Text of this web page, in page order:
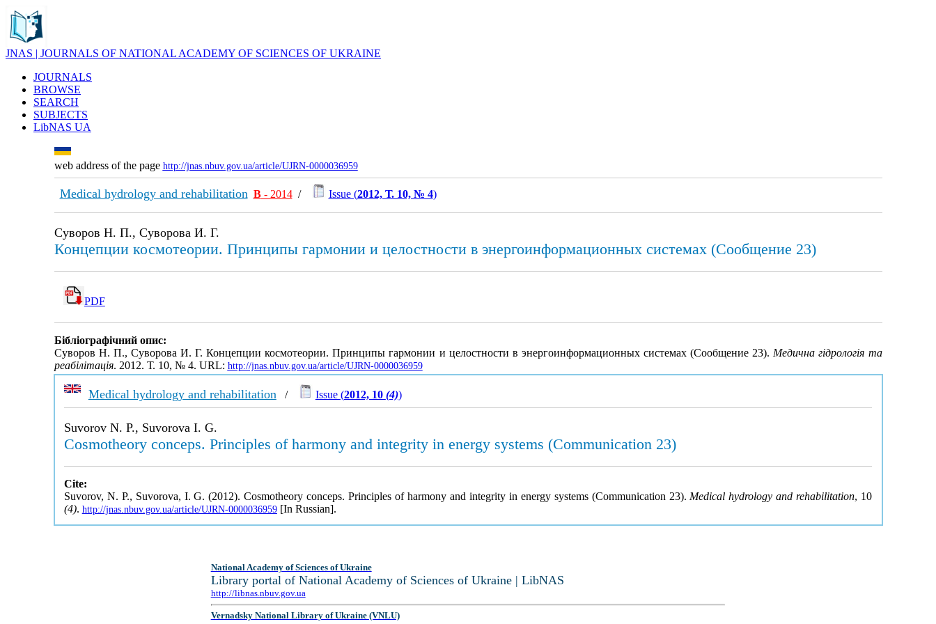
JNAS | JOURNALS OF NATIONAL ACADEMY OF SCIENCES OF UKRAINE
JOURNALS
BROWSE
SEARCH
SUBJECTS
LibNAS UA
web address of the page http://jnas.nbuv.gov.ua/article/UJRN-0000036959
Medical hydrology and rehabilitation В- 2014/ Issue (2012, Т. 10, № 4)
Суворов Н. П., Суворова И. Г.
Концепции космотеории. Принципы гармонии и целостности в энергоинформационных системах (Сообщение 23)
PDF
Бібліографічний опис:
Суворов Н. П., Суворова И. Г. Концепции космотеории. Принципы гармонии и целостности в энергоинформационных системах (Сообщение 23).Медична гідрологія та
реабілітація. 2012. Т. 10, № 4. URL: http://jnas.nbuv.gov.ua/article/UJRN-0000036959
Medical hydrology and rehabilitation / Issue (2012, 10 (4))
Suvorov N. P., Suvorova I. G.
Cosmotheory conceps. Principles of harmony and integrity in energy systems (Communication 23)
Cite:
Suvorov, N. P., Suvorova, I. G. (2012). Cosmotheory conceps. Principles of harmony and integrity in energy systems (Communication 23). Medical hydrology and rehabilitation, 10
(4). http://jnas.nbuv.gov.ua/article/UJRN-0000036959[In Russian].
National Academy of Sciences of Ukraine
Library portal of National Academy of Sciences of Ukraine | LibNAS
http://libnas.nbuv.gov.ua
Vernadsky National Library of Ukraine (VNLU)